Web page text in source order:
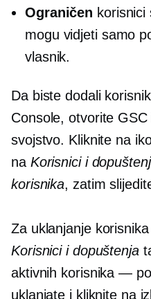
Ograničen
mogu vidjeti samo
vlasnik.
Da biste dodali
Console, otvorite
svojstvo. Kliknite na
na Korisnici i
korisnika, zatim
Za uklanjanje
Korisnici i dopuštenja
aktivnih korisnika —
uklanjate i kliknite na